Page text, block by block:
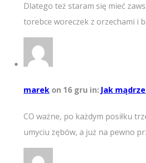
Dlatego też staram się mieć
torebce woreczek z orzechami i
marek on 16 gru in:Jak
CO ważne, po każdym posiłku
umyciu zębów, a już na pewno